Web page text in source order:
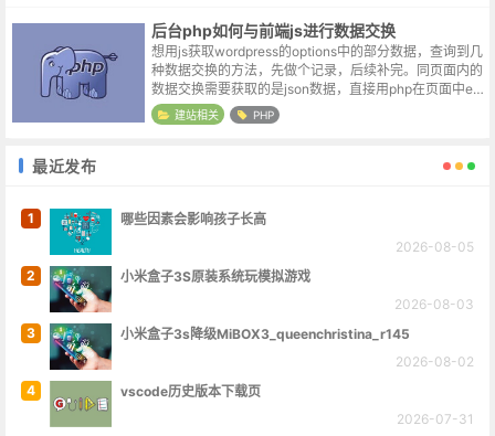
后台php如何与前端js进行数据交换
想用js获取wordpress的options中的部分数据，查询到几
种数据交换的方法，先做个记录，后续补完。同页面内的
数据交换需要获取的是json数据，直接用php在页面中ec
ho变量，页面上的js可以直接使用options变量，很方...
建站相关 PHP
最近发布
1
哪些因素会影响孩子长高
2026-08-05
2
小米盒子3S原装系统玩模拟游戏
2026-08-03
3
小米盒子3s降级MiBOX3_queenchristina_r145
2026-08-02
4
vscode历史版本下载页
2026-07-31